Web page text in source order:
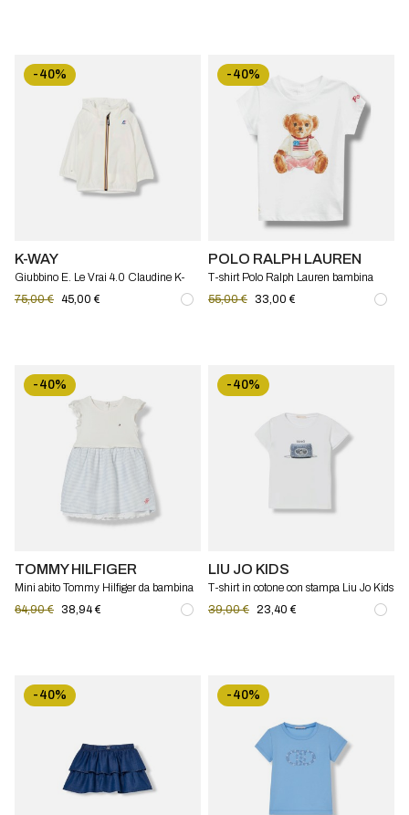
-40%
K-WAY
Giubbino E. Le Vrai 4.0 Claudine K-
way bambino
75,00 € 45,00 €
-40%
POLO RALPH LAUREN
T-shirt Polo Ralph Lauren bambina
55,00 €
33,00 €
-40%
TOMMY HILFIGER
Mini abito Tommy Hilfiger da bambina
a righe in cotone con inserti in pizzo
64,90 € 38,94 €
-40%
LIU JO KIDS
T-shirt in cotone con stampa Liu Jo Kids
39,00 € 23,40 €
-40% -40%